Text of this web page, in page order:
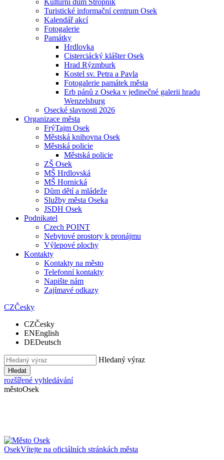
Kulturní dům Stropník
Turistické informační centrum Osek
Kalendář akcí
Fotogalerie
Památky
Hrdlovka
Cisterciácký klášter Osek
Hrad Rýzmburk
Kostel sv. Petra a Pavla
Fotogalerie památek města
Erb pánů z Oseka v jedinečné galerii hradu
Wenzelsburg
Osecké slavnosti 2026
Organizace města
FrýTajm Osek
Městská knihovna Osek
Městská policie
Městská policie
ZŠ Osek
MŠ Hrdlovská
MŠ Hornická
Dům dětí a mládeže
Služby města Oseka
JSDH Osek
Podnikatel
Czech POINT
Nebytové prostory k pronájmu
Výlepové plochy
Kontakty
Kontakty na město
Telefonní kontakty
Napište nám
Zajímavé odkazy
CZČesky
CZČesky
ENEnglish
DEDeutsch
Hledaný výraz
Hledat
rozšířené vyhledávání
městoOsek
OsekVítejte na oficiálních stránkách města